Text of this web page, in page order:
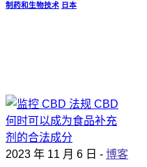
制药和生物技术 日本
2023 年 11 月 6 日 - 博客